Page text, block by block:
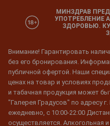
МИНЗДРАВ
УПОТРЕБЛЕНИЕ
ЗДОРОВЬЮ.
Внимание! Гарантировать
без его бронирования.
публичной офертой. Наши
ценах на товар и условиях
и табачная продукция может
"Галерея Градусов" по адресу
ежедневно, с 10:00-22:00
осуществляется. Алкогольная